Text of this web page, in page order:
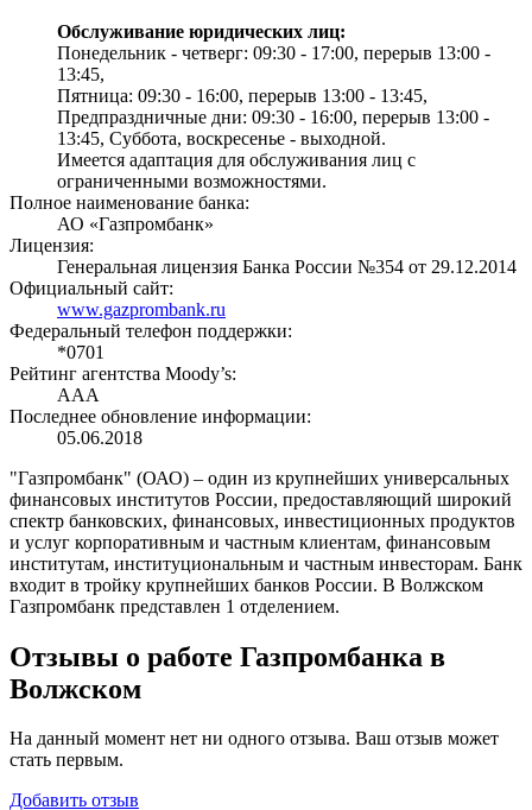
Обслуживание юридических лиц:
Понедельник - четверг: 09:30 - 17:00, перерыв 13:00 -
13:45,
Пятница: 09:30 - 16:00, перерыв 13:00 - 13:45,
Предпраздничные дни: 09:30 - 16:00, перерыв 13:00 -
13:45, Суббота, воскресенье - выходной.
Имеется адаптация для обслуживания лиц с
ограниченными возможностями.
Полное наименование банка:
АО «Газпромбанк»
Лицензия:
Генеральная лицензия Банка России №354 от 29.12.2014
Официальный сайт:
www.gazprombank.ru
Федеральный телефон поддержки:
*0701
Рейтинг агентства Moody’s:
AAA
Последнее обновление информации:
05.06.2018
"Газпромбанк" (ОАО) – один из крупнейших универсальных
финансовых институтов России, предоставляющий широкий
спектр банковских, финансовых, инвестиционных продуктов
и услуг корпоративным и частным клиентам, финансовым
институтам, институциональным и частным инвесторам. Банк
входит в тройку крупнейших банков России. В Волжском
Газпромбанк представлен 1 отделением.
Отзывы о работе Газпромбанка в
Волжском
На данный момент нет ни одного отзыва. Ваш отзыв может
стать первым.
Добавить отзыв